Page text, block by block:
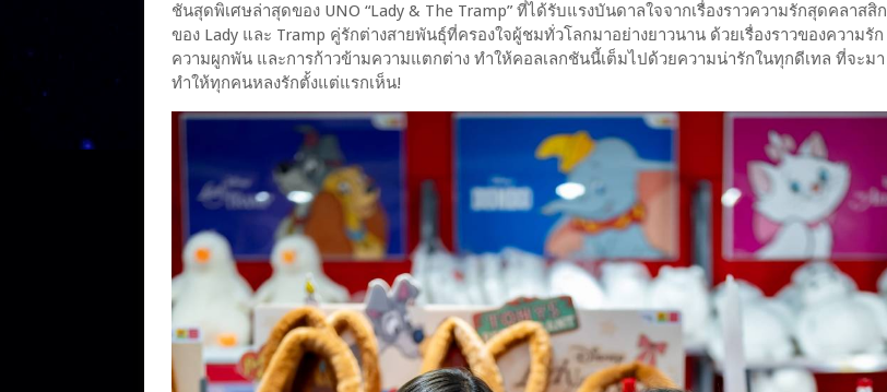
ชันสุดพิเศษล่าสุดของ UNO “Lady & The Tramp” ที่ได้รับแรงบันดาลใจจากเรื่องราวความรักสุดคลาสสิก
ของ Lady และ Tramp คู่รักต่างสายพันธุ์ที่ครองใจผู้ชมทั่วโลกมาอย่างยาวนาน ด้วยเรื่องราวของความรัก
ความผูกพัน และการก้าวข้ามความแตกต่าง ทำให้คอลเลกชันนี้เต็มไปด้วยความน่ารักในทุกดีเทล ที่จะมา
ทำให้ทุกคนหลงรักตั้งแต่แรกเห็น!